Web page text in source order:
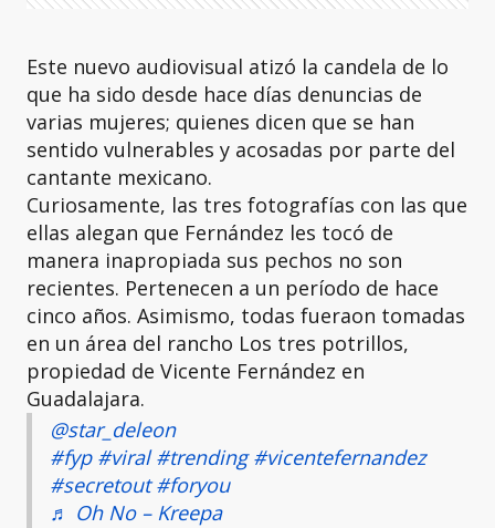
Este nuevo audiovisual atizó la candela de lo
que ha sido desde hace días denuncias de
varias mujeres; quienes dicen que se han
sentido vulnerables y acosadas por parte del
cantante mexicano.
Curiosamente, las tres fotografías con las que
ellas alegan que Fernández les tocó de
manera inapropiada sus pechos no son
recientes. Pertenecen a un período de hace
cinco años. Asimismo, todas fueraon tomadas
en un área del rancho Los tres potrillos,
propiedad de Vicente Fernández en
Guadalajara.
@star_deleon
#fyp #viral #trending #vicentefernandez
#secretout #foryou
♬ Oh No – Kreepa